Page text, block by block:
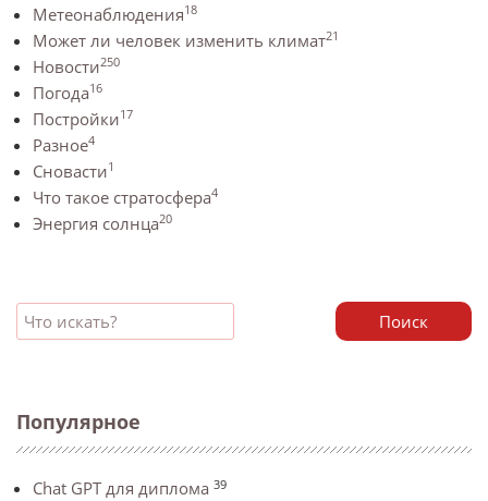
Метеонаблюдения18
Может ли человек изменить климат21
Новости250
Погода16
Постройки17
Разное4
Сновасти1
Что такое стратосфера4
Энергия солнца20
Поиск
Популярное
Chat GPT для диплома 39